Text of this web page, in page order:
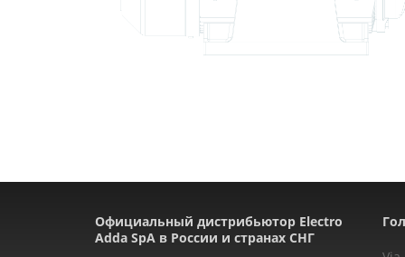
Официальный дистрибьютор Electro
Adda SpA в России и странах СНГ